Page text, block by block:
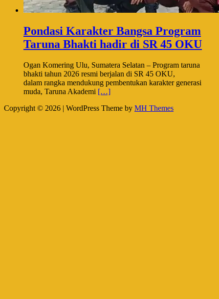
Pondasi Karakter Bangsa Program
Taruna Bhakti hadir di SR 45 OKU
Ogan Komering Ulu, Sumatera Selatan – Program taruna
bhakti tahun 2026 resmi berjalan di SR 45 OKU,
dalam rangka mendukung pembentukan karakter generasi
muda, Taruna Akademi […]
Copyright © 2026 | WordPress Theme by MH Themes